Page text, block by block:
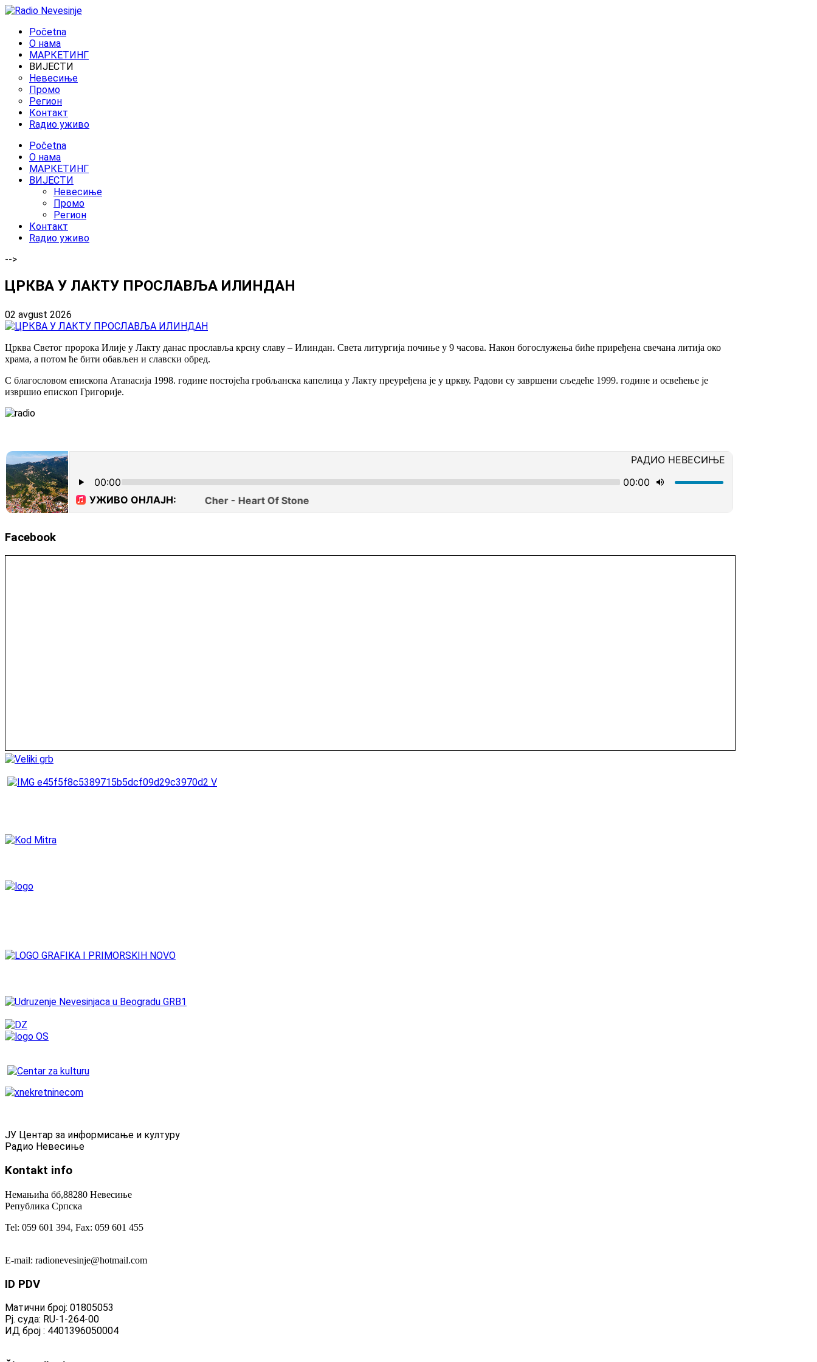
Početna
O нама
МАРКЕТИНГ
ВИЈЕСТИ
Невесиње
Промо
Регион
Контакт
Rадио уживо
Početna
O нама
МАРКЕТИНГ
ВИЈЕСТИ
Невесиње
Промо
Регион
Контакт
Rадио уживо
-->
ЦРКВА У ЛАКТУ ПРОСЛАВЉА ИЛИНДАН
02 avgust 2026
Црква Светог пророка Илије у Лакту данас прославља крсну славу – Илиндан. Света литургија почиње у 9 часова. Након богослужења биће приређена свечана литија око
храма, а потом ће бити обављен и славски обред.
С благословом епископа Атанасија 1998. године постојећа гробљанска капелица у Лакту преуређена је у цркву. Радови су завршени сљедеће 1999. године и освећење је
извршио епископ Григорије.
Facebook
ЈУ Центар за информисање и културу
Радио Невесиње
Kontakt info
Немањића бб,88280 Невесиње
Република Српска
Tel: 059 601 394, Fax: 059 601 455
E-mail: radionevesinje@hotmail.com
ID PDV
Матични број: 01805053
Рј. суда: RU-1-264-00
ИД број : 4401396050004